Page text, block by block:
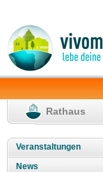
Rathaus
Veranstaltungen
News